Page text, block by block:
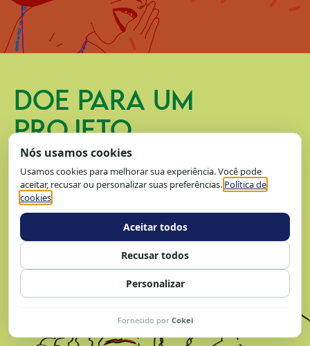
DOE PARA UM
PROJETO
Faça uma doação